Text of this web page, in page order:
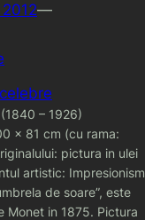
—
– 1926)
x 81 cm (cu rama:
pictura in ulei
artistic: Impresionism
de soare”, este
Monet in 1875. Pictura